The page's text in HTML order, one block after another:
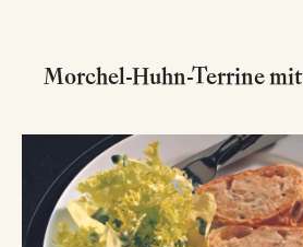
Morchel-Huhn-Terrine